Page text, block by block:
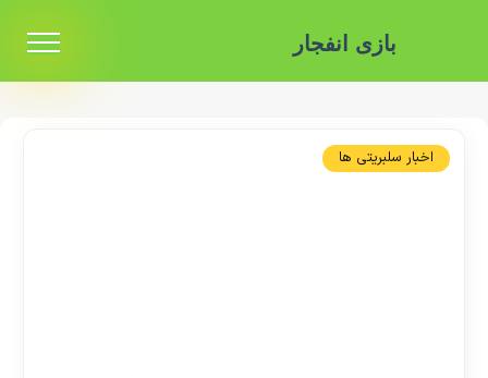
بازی انفجار
اخبار سلبریتی ها